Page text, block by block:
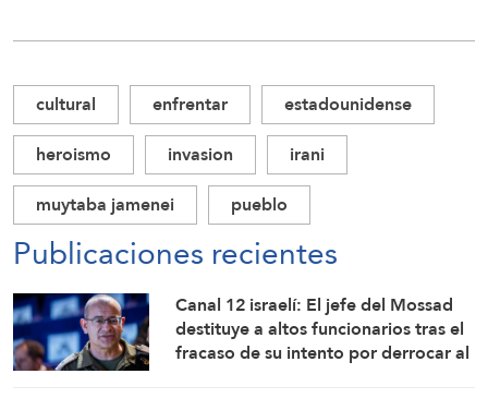
cultural enfrentar
estadounidense
heroismo
invasion
irani
muytaba jamenei
pueblo
Publicaciones recientes
Canal 12 israelí: El jefe del Mossad
destituye a altos funcionarios tras el
fracaso de su intento por derrocar al